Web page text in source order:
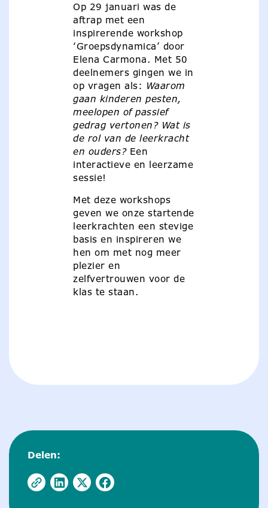
Delen:
Op 29 januari was de
aftrap met een
inspirerende workshop
‘Groepsdynamica’ door
Elena Carmona. Met 50
deelnemers gingen we in
op vragen als: Waarom
gaan kinderen pesten,
meelopen of passief
gedrag vertonen? Wat is
de rol van de leerkracht
en ouders?Een
interactieve en leerzame
sessie!
Met deze workshops
geven we onze startende
leerkrachten een stevige
basis en inspireren we
hen om met nog meer
plezier en
zelfvertrouwen voor de
klas te staan.